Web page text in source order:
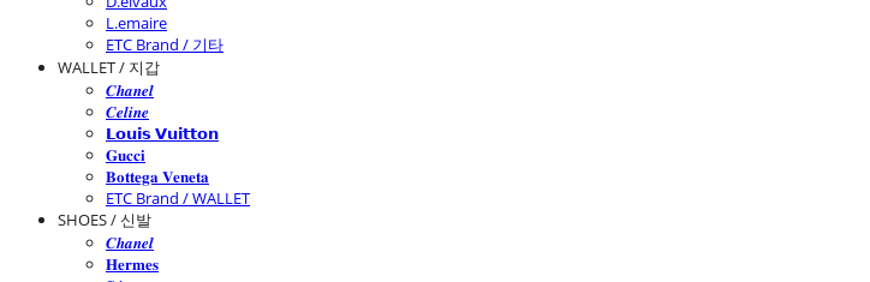
L.emaire
ETC Brand / 기타
WALLET / 지갑
𝑪𝒉𝒂𝒏𝒆𝒍
𝑪𝒆𝒍𝒊𝒏𝒆
𝗟𝗼𝘂𝗶𝘀 𝗩𝘂𝗶𝘁𝘁𝗼𝗻
𝐆𝐮𝐜𝐜𝐢
𝐁𝐨𝐭𝐭𝐞𝐠𝐚 𝐕𝐞𝐧𝐞𝐭𝐚
ETC Brand / WALLET
SHOES / 신발
𝑪𝒉𝒂𝒏𝒆𝒍
𝐇𝐞𝐫𝐦𝐞𝐬